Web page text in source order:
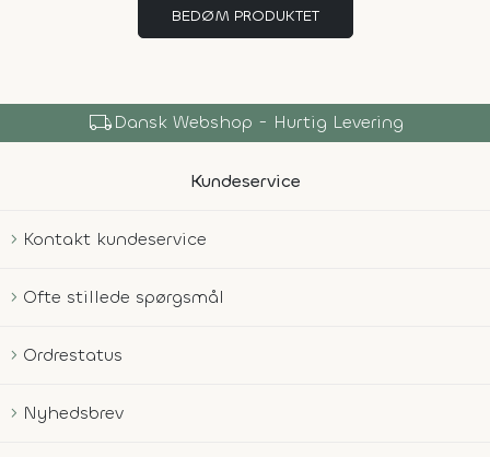
BEDØM PRODUKTET
local_shippingDansk Webshop - Hurtig Levering
Kundeservice
Kontakt kundeservice
Ofte stillede spørgsmål
Ordrestatus
Nyhedsbrev